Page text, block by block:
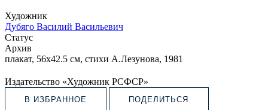
Художник
Дубяго Василий Васильевич
Статус
Архив
плакат, 56х42.5 см, стихи А.Лезунова, 1981
Издательство «Художник РСФСР»
В ИЗБРАННОЕ ПОДЕЛИТЬСЯ